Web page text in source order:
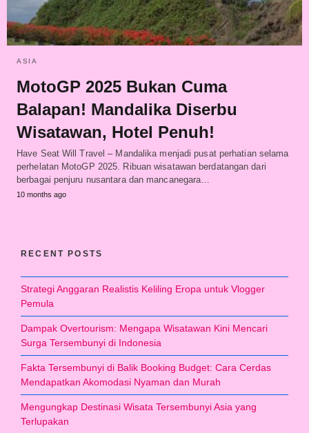
ASIA
MotoGP 2025 Bukan Cuma
Balapan! Mandalika Diserbu
Wisatawan, Hotel Penuh!
Have Seat Will Travel – Mandalika menjadi pusat perhatian selama
perhelatan MotoGP 2025. Ribuan wisatawan berdatangan dari
berbagai penjuru nusantara dan mancanegara…
10 months ago
RECENT POSTS
Strategi Anggaran Realistis Keliling Eropa untuk Vlogger
Pemula
Dampak Overtourism: Mengapa Wisatawan Kini Mencari
Surga Tersembunyi di Indonesia
Fakta Tersembunyi di Balik Booking Budget: Cara Cerdas
Mendapatkan Akomodasi Nyaman dan Murah
Mengungkap Destinasi Wisata Tersembunyi Asia yang
Terlupakan